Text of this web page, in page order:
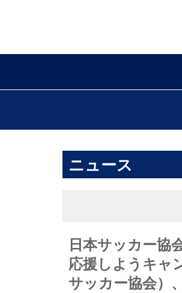
ニュース
日本サッカー協
応援しようキャ
サッカー協会）